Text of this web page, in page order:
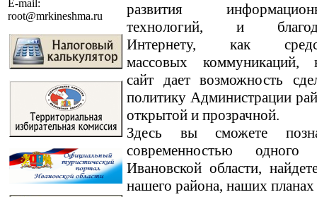
E-mail:
root@mrkineshma.ru
развития
технологий, и
Интернету, как
массовых коммуникаций,
сайт дает возможность
политику Администрации
открытой и прозрачной.
Здесь вы сможете
современностью
Ивановской области,
нашего района, наших